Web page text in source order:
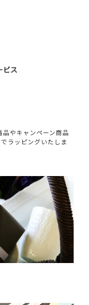
ビス
やキャンペーン商品
ラッピングいたしま